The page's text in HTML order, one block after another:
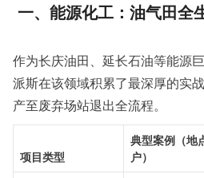
一、能源化工：油气田全
作为长庆油田、延长石油等能源
派斯在该领域积累了最深厚的实
产至废弃场站退出全流程。
项目类型
典型案例（地
户）